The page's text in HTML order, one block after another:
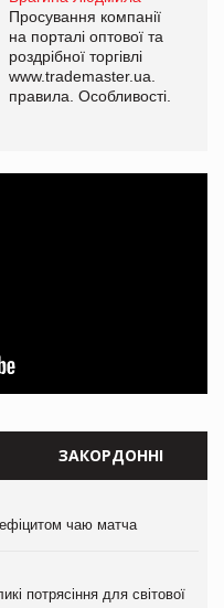
Просування компанії
на порталі оптової та
роздрібної торгівлі
www.trademaster.ua.
правила. Особливості.
ЗАКОРДОННІ
чаю матча
потрясіння для світової
чаю матча
потрясіння для світової
чаю матча
потрясіння для світової